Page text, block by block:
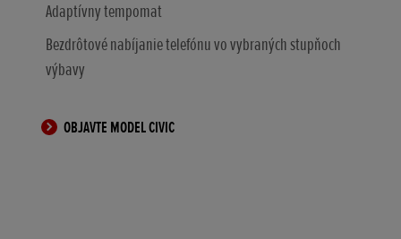
Adaptívny tempomat
Bezdrôtové nabíjanie telefónu vo vybraných stupňoch
výbavy
OBJAVTE MODEL CIVIC